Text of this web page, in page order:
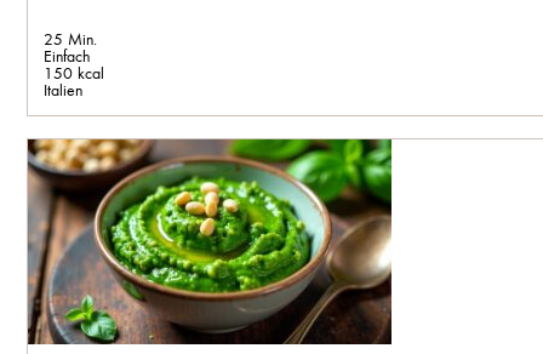
25 Min.
Einfach
150 kcal
Italien